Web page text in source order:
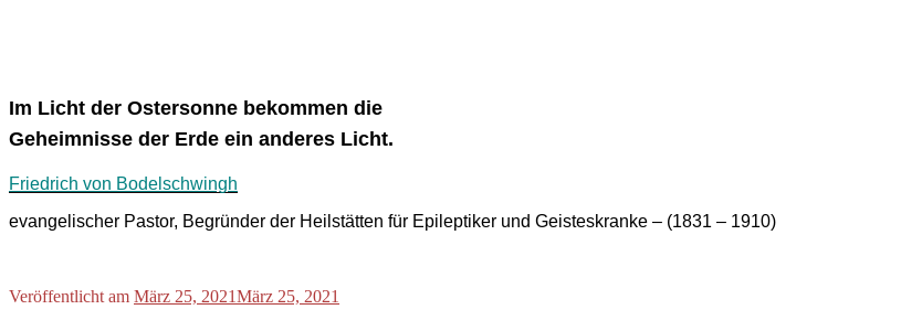
Im Licht der Ostersonne bekommen die
Geheimnisse der Erde ein anderes Licht.
Friedrich von Bodelschwingh
evangelischer Pastor, Begründer der Heilstätten für Epileptiker und Geisteskranke – (1831 – 1910)
Veröffentlicht am März 25, 2021März 25, 2021